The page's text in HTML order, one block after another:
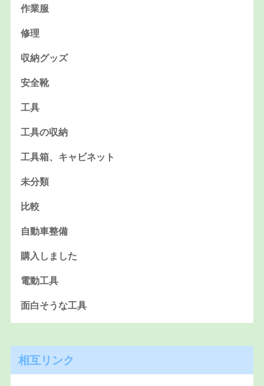
作業服
修理
収納グッズ
安全靴
工具
工具の収納
工具箱、キャビネット
未分類
比較
自動車整備
購入しました
電動工具
面白そうな工具
相互リンク